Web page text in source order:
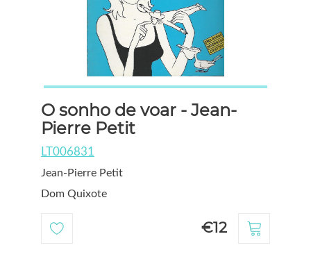
O sonho de voar - Jean-
Pierre Petit
LT006831
Jean-Pierre Petit
Dom Quixote
€12